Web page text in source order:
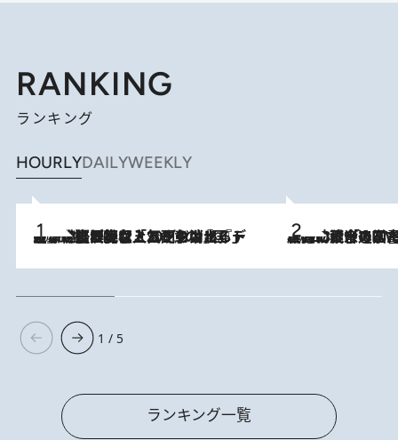
RANKING
ランキング
HOURLYDAILYWEEKLY
2026.8.5
【なぜ吉沢亮は「気配を消せる」のか？】興行収入208億の『国宝』を経て挑むミュージカル『ディア・エヴァン・ハンセン』。トップ俳優が舞台上でさらけ出した“孤独”とは 2026.8.3
慶應幼稚舎の図書室からテレビの世界に飛び込んだ阿川佐和子（72）
1 / 5
ランキング一覧